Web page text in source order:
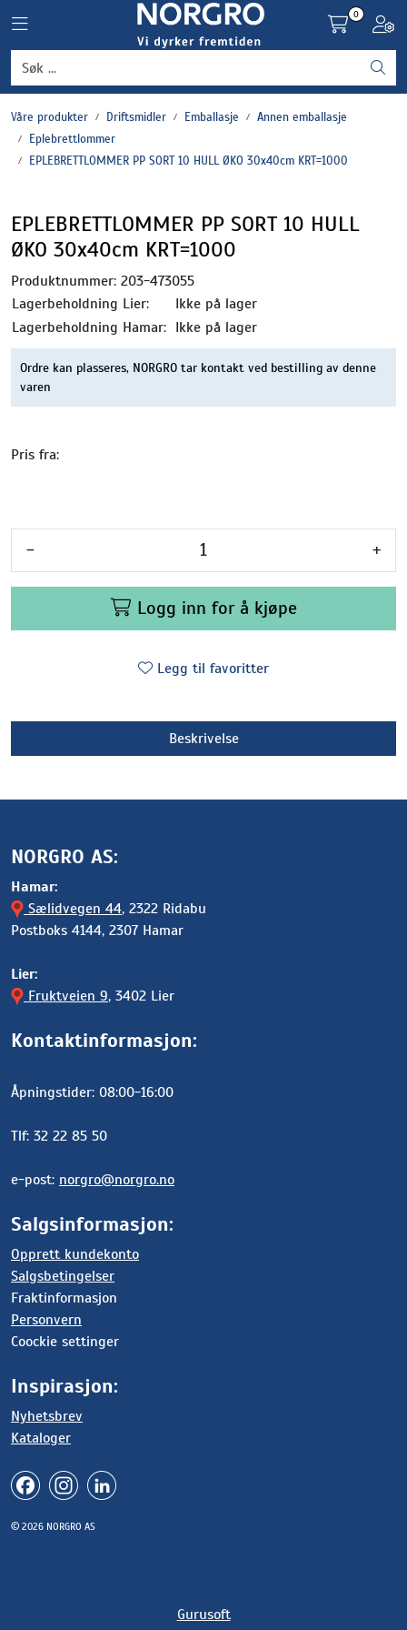
Toggle navigation
0
Våre produkter Driftsmidler Emballasje
Annen emballasje
Eplebrettlommer
EPLEBRETTLOMMER PP SORT 10 HULL ØKO 30x40cm KRT=1000
EPLEBRETTLOMMER PP SORT 10 HULL
ØKO 30x40cm KRT=1000
Produktnummer: 203-473055
Lagerbeholdning Lier:
Ikke på lager
Lagerbeholdning Hamar: Ikke på lager
Ordre kan plasseres, NORGRO tar kontakt ved bestilling av denne
varen
Pris fra:
- +
Logg inn for å kjøpe
Legg til favoritter
Beskrivelse
NORGRO AS:
Hamar:
Sælidvegen 44, 2322 Ridabu
Postboks 4144, 2307 Hamar
Lier:
Fruktveien 9, 3402 Lier
Kontaktinformasjon:
Åpningstider: 08:00-16:00
Tlf: 32 22 85 50
e-post: norgro@norgro.no
Salgsinformasjon:
Opprett kundekonto
Salgsbetingelser
Fraktinformasjon
Personvern
Coockie settinger
Inspirasjon:
Nyhetsbrev
Kataloger
© 2026 NORGRO AS
Gurusoft
Grønnsaker
Settepotet og setteløk
Plantevern og nyttedyr
Blomster, potter og brett
Driftsmidler